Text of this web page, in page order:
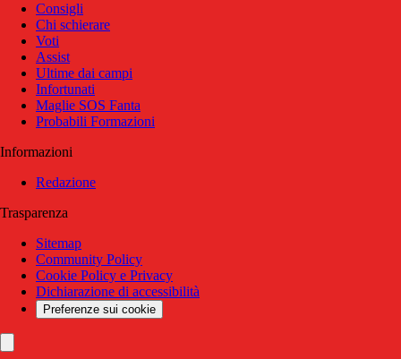
Consigli
Chi schierare
Voti
Assist
Ultime dai campi
Infortunati
Maglie SOS Fanta
Probabili Formazioni
Informazioni
Redazione
Trasparenza
Sitemap
Community Policy
Cookie Policy e Privacy
Dichiarazione di accessibilità
Preferenze sui cookie